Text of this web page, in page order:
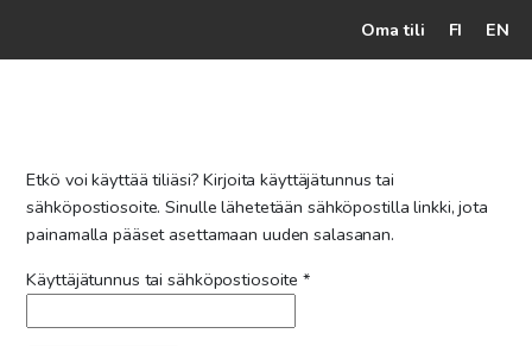
Oma tili FI EN
Mehiläistarhaaja
Etkö voi käyttää tiliäsi? Kirjoita käyttäjätunnus tai
sähköpostiosoite. Sinulle lähetetään sähköpostilla linkki, jota
painamalla pääset asettamaan uuden salasanan.
Käyttäjätunnus tai sähköpostiosoite*Vaaditaan